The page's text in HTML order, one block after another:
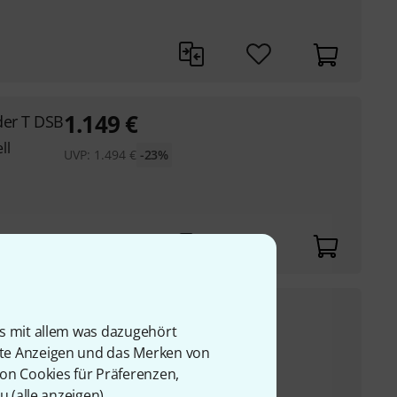
mit allem was dazugehört
Anzeigen und das Merken von
Cookies für Präferenzen,
T DSB1.149€
UVP: 1.494 € -23%
UVP:2.299 € -17%